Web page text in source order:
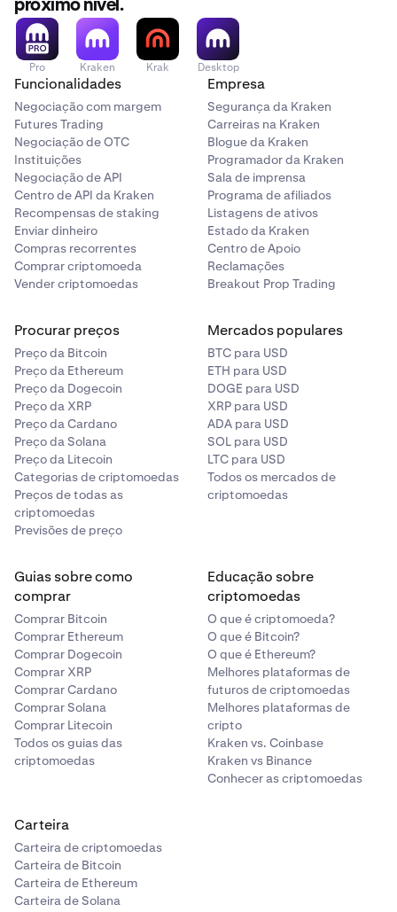
próximo nível.
Pro Kraken Krak Desktop
Funcionalidades
Negociação com margem
Futures Trading
Negociação de OTC
Instituições
Negociação de API
Centro de API da Kraken
Recompensas de staking
Enviar dinheiro
Compras recorrentes
Comprar criptomoeda
Vender criptomoedas
Empresa
Segurança da Kraken
Carreiras na Kraken
Blogue da Kraken
Programador da Kraken
Sala de imprensa
Programa de afiliados
Listagens de ativos
Estado da Kraken
Centro de Apoio
Reclamações
Breakout Prop Trading
Procurar preços
Preço da Bitcoin
Preço da Ethereum
Preço da Dogecoin
Preço da XRP
Preço da Cardano
Preço da Solana
Preço da Litecoin
Categorias de criptomoedas
Preços de todas as
criptomoedas
Previsões de preço
Mercados populares
BTC para USD
ETH para USD
DOGE para USD
XRP para USD
ADA para USD
SOL para USD
LTC para USD
Todos os mercados de
criptomoedas
Guias sobre como
comprar
Comprar Bitcoin
Comprar Ethereum
Comprar Dogecoin
Comprar XRP
Comprar Cardano
Comprar Solana
Comprar Litecoin
Todos os guias das
criptomoedas
Educação sobre
criptomoedas
O que é criptomoeda?
O que é Bitcoin?
O que é Ethereum?
Melhores plataformas de
futuros de criptomoedas
Melhores plataformas de
cripto
Kraken vs. Coinbase
Kraken vs Binance
Conhecer as criptomoedas
Carteira
Carteira de criptomoedas
Carteira de Bitcoin
Carteira de Ethereum
Carteira de Solana